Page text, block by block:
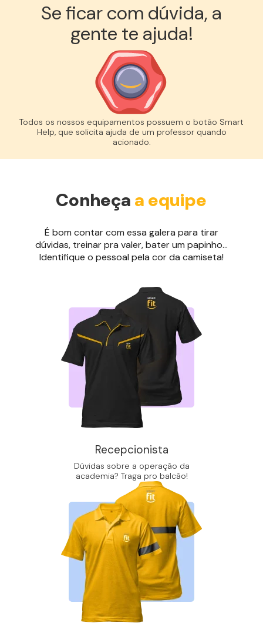
Se ficar com dúvida, a
gente te ajuda!︎
Todos os nossos equipamentos possuem o botão Smart
Help, que solicita ajuda de um professor quando
acionado.
Conheça a equipe
É bom contar com essa galera para tirar
dúvidas, treinar pra valer, bater um papinho...
Identifique o pessoal pela cor da camiseta!
Recepcionista
Dúvidas sobre a operação da
academia? Traga pro balcão!